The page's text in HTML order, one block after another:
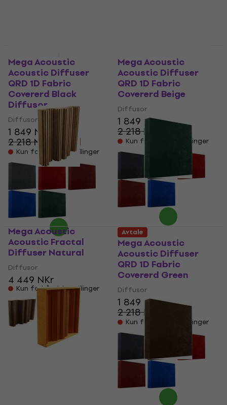
Mega Acoustic
Acoustic Diffuser
QRD 1D Fabric
Covererd Black
Diffusor
Diffusor
1 849 NKr
2 218 NKr
- 17 %
Kun forhåndsbestillinger
Mega Acoustic
Acoustic Diffuser
QRD 1D Fabric
Covererd Beige
Diffusor
1 849 NKr
2 218 NKr
Kun forhåndsbestillinger
Mega Acoustic
Acoustic Fractal
Diffuser Natural
Diffusor
4 449 NKr
Kun forhåndsbestillinger
Mega Acoustic
Acoustic Diffuser
QRD 1D Fabric
Covererd Green
Diffusor
1 849 NKr
2 218 NKr
Kun forhåndsbestillinger
Avtale